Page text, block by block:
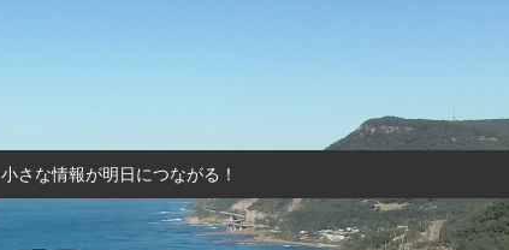
小さな情報が明日につながる！